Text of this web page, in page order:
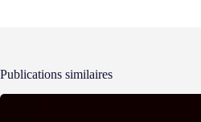
Publications similaires